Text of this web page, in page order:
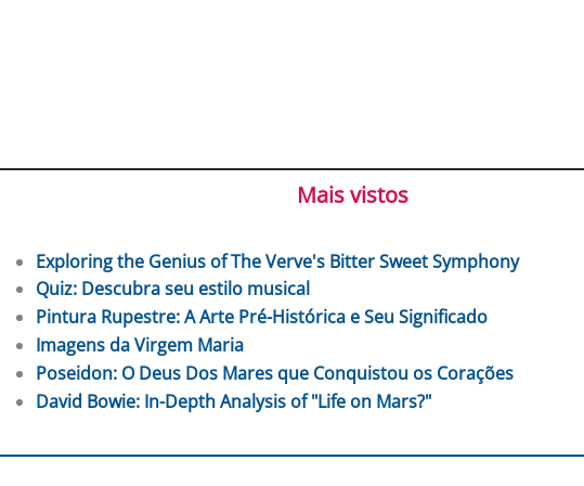
Mais vistos
Exploring the Genius of The Verve's Bitter Sweet Symphony
Quiz: Descubra seu estilo musical
Pintura Rupestre: A Arte Pré-Histórica e Seu Significado
Imagens da Virgem Maria
Poseidon: O Deus Dos Mares que Conquistou os Corações
David Bowie: In-Depth Analysis of "Life on Mars?"